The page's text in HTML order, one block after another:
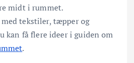
midt i rummet.
tekstiler, tæpper og
kan få flere ideer i guiden om
.